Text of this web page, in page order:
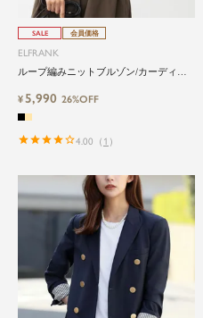
SALE 会員価格
ELFRANK
ループ編みニットブルゾン/カーディガ
¥5,990 26%OFF
4.00 （ 1 ）